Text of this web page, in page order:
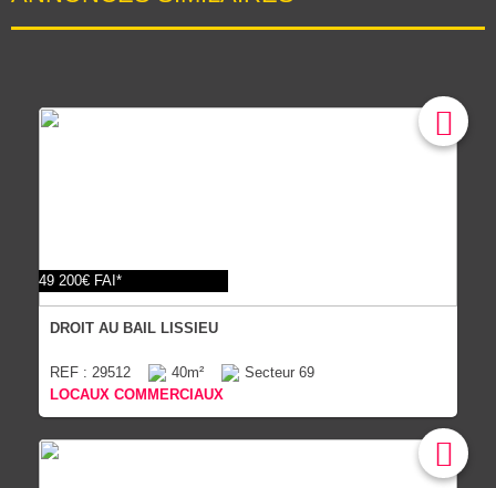
49 200€ FAI*
DROIT AU BAIL LISSIEU
REF : 29512 40m²
Secteur 69
LOCAUX COMMERCIAUX